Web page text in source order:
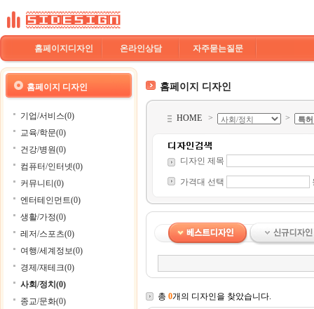
홈페이지디자인 온라인상담 자주묻는질문
홈페이지 디자인
기업/서비스(0)
교육/학문(0)
건강/병원(0)
컴퓨터/인터넷(0)
커뮤니티(0)
엔터테인먼트(0)
생활/가정(0)
레저/스포츠(0)
여행/세계정보(0)
경제/재테크(0)
사회/정치(0)
종교/문화(0)
홈페이지 디자인
HOME > >
디자인 제목
가격대 선택
총 0개의 디자인을 찾았습니다.